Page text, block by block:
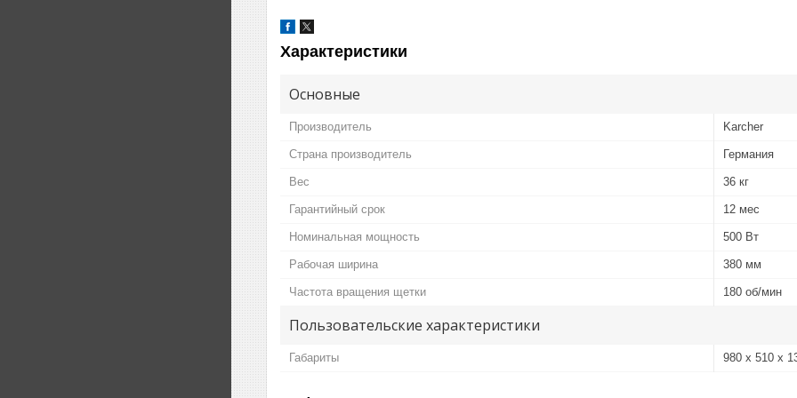
Характеристики
Основные
Производитель Karcher
Страна производитель Германия
Вес 36 кг
Гарантийный срок 12 мес
Номинальная мощность 500 Вт
Рабочая ширина 380 мм
Частота вращения щетки 180 об/мин
Пользовательские характеристики
Габариты 980 x 510 x